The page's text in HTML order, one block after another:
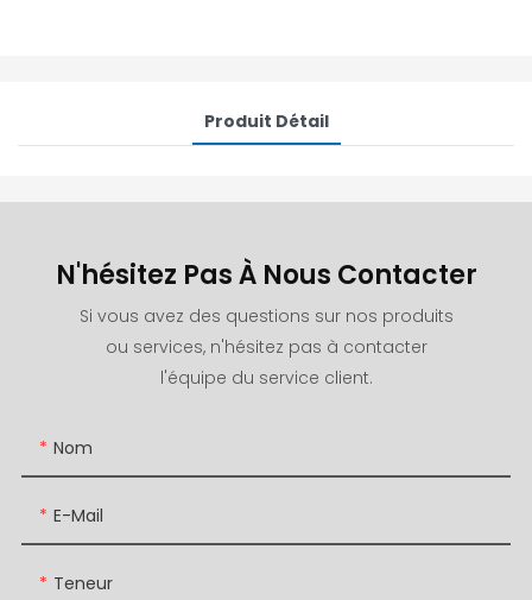
Produit Détail
N'hésitez Pas À Nous Contacter
Si vous avez des questions sur nos produits
ou services, n'hésitez pas à contacter
l'équipe du service client.
Nom
E-Mail
Teneur